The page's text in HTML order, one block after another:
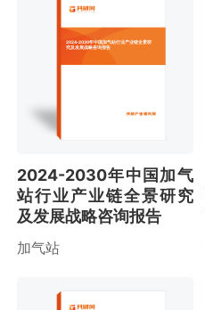
2024-2030年中国加气站行业产业链全景研
究及发展战略咨询报告
2024-2030年中国加气
站行业产业链全景研究
及发展战略咨询报告
加气站